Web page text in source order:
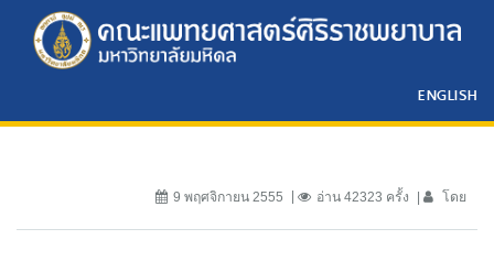
ENGLISH
9 พฤศจิกายน 2555 อ่าน 42323 ครั้ง โดย